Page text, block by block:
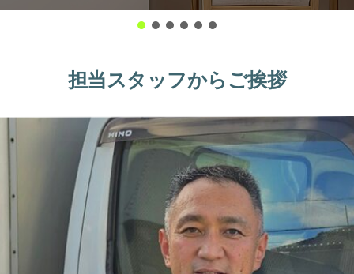
担当スタッフからご挨拶